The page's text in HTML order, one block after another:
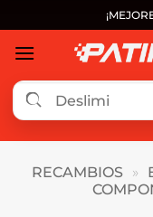
al
contenido
RECAMBIOS »